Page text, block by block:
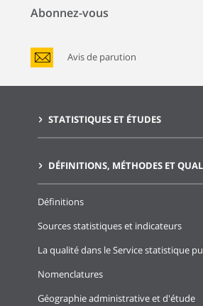
Abonnez-vous
Avis de parution
STATISTIQUES ET ÉTUDES
DÉFINITIONS, MÉTHODES ET
Définitions
Sources statistiques et indicateurs
La qualité dans le Service statistique
Nomenclatures
Géographie administrative et d'étude